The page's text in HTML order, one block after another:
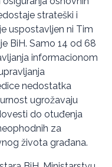
strateški i
uspostavljen ni Tim
BiH. Samo 14 od 68
informacionom
nedostatka
ugrožavaju
do otuđenja
za
života građana.